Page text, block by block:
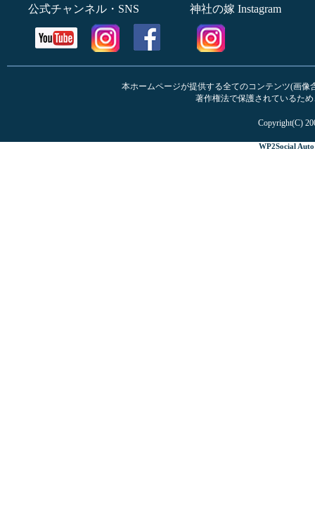
公式チャンネル・SNS 神社の嫁 Instagram
本ホームページが提供する全てのコンテンツ(画
著作権法で保護されているた
Copyright(C)
WP2Social